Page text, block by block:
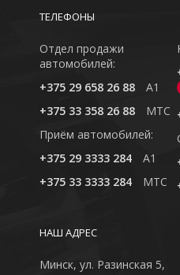
ТЕЛЕФОНЫ
Отдел продажи
автомобилей:
+375 29 658 26 88
A1
+375 33 358 26 88
MTC
Приём автомобилей:
+375 29 3333 284
A1
+375 33 3333 284
MTC
НАШ АДРЕС
Минск, ул. Разинская 5,